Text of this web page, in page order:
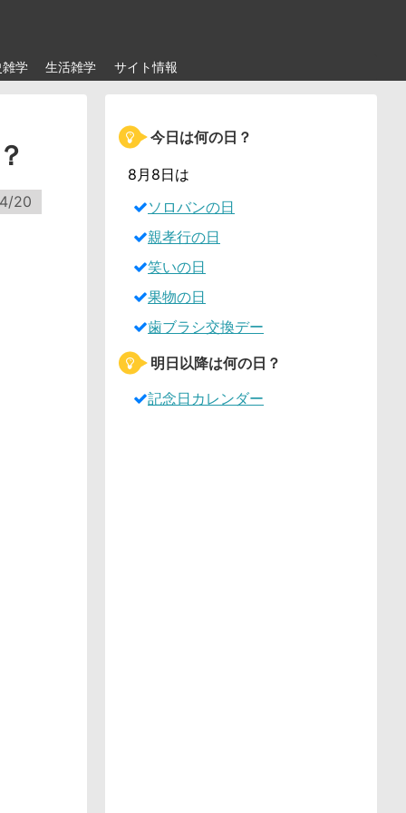
学 生活雑学 サイト情報
20
今日は何の日？
8月8日は
ソロバンの日
親孝行の日
笑いの日
果物の日
歯ブラシ交換デー
明日以降は何の日？
記念日カレンダー